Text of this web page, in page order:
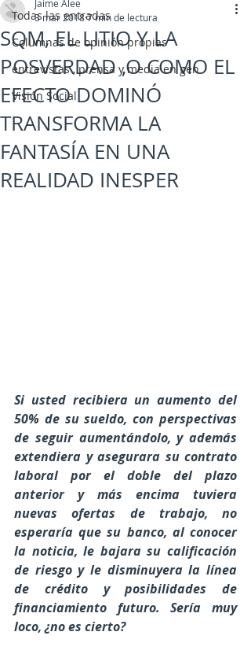
Todas las entradas
Columnas de opinión propias
entrevistas , prensa y media en gen
Visión Social
SQM, EL LITIO Y LA
POSVERDAD ,O COMO EL
EFECTO DOMINÓ
TRANSFORMA LA
FANTASÍA EN UNA
REALIDAD INESPER
Jaime Alee
3 mar 20187 min de lectura
Si usted recibiera un aumento del
50% de su sueldo, con perspectivas
de seguir aumentándolo, y además
extendiera y asegurara su contrato
laboral por el doble del plazo
anterior y más encima tuviera
nuevas ofertas de trabajo, no
esperaría que su banco, al conocer
la noticia, le bajara su calificación
de riesgo y le disminuyera la línea
de crédito y posibilidades de
financiamiento futuro. Sería muy
loco, ¿no es cierto?